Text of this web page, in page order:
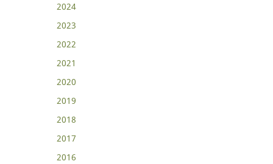
2024
2023
2022
2021
2020
2019
2018
2017
2016